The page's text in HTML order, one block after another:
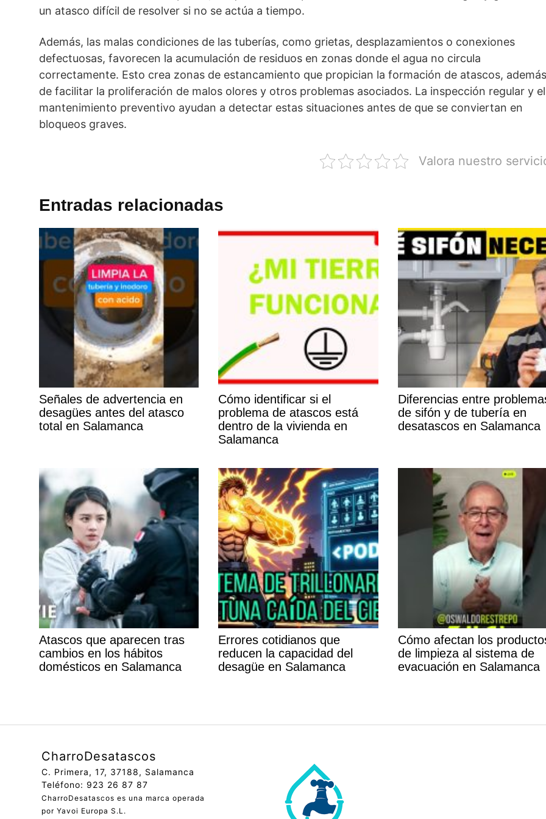
un atasco difícil de resolver si no se actúa a tiempo.
Además, las malas condiciones de las tuberías, como grietas, desplazamientos o conexiones
defectuosas, favorecen la acumulación de residuos en zonas donde el agua no circula
correctamente. Esto crea zonas de estancamiento que propician la formación de atascos, además
de facilitar la proliferación de malos olores y otros problemas asociados. La inspección regular y el
mantenimiento preventivo ayudan a detectar estas situaciones antes de que se conviertan en
bloqueos graves.
Valora nuestro
Entradas relacionadas
Señales de advertencia en
desagües antes del atasco
total en Salamanca
Cómo identificar si el
problema de atascos está
dentro de la vivienda en
Salamanca
Diferencias entre
de sifón y de tubería en
desatascos en Salamanca
Atascos que aparecen tras
cambios en los hábitos
domésticos en Salamanca
Errores cotidianos que
reducen la capacidad del
desagüe en Salamanca
Cómo afectan los
de limpieza al sistema de
evacuación en Salamanca
CharroDesatascos
C. Primera, 17, 37188, Salamanca
Teléfono: 923 26 87 87
CharroDesatascos es una marca operada
por Yavoi Europa S.L.